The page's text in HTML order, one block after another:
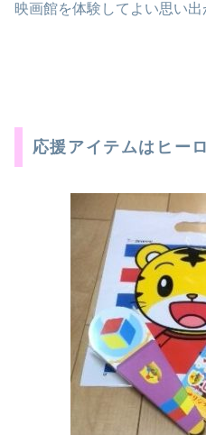
映画館を体験してよい思い出
応援アイテムはヒー